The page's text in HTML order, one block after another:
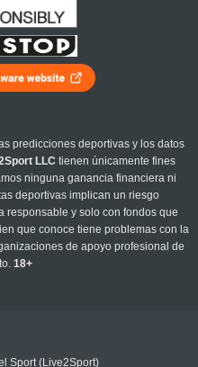
predicciones deportivas y los datos
LLC tienen únicamente fines
ninguna ganancia financiera ni
deportivas implican un riesgo
responsable y solo con fondos que
que conoce tiene problemas con la
de apoyo profesional de
18+
Sport (Live2Sport)